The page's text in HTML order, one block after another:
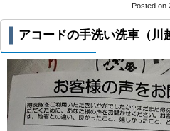
Posted on
アコードの手洗い洗車（川